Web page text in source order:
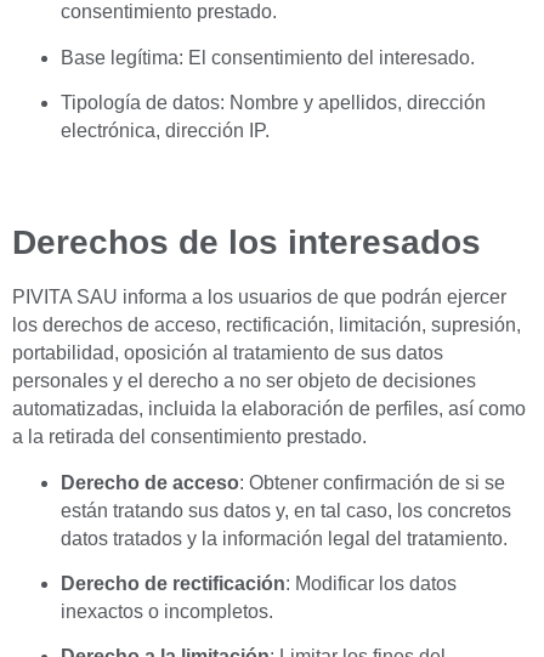
consentimiento prestado.
Base legítima: El consentimiento del interesado.
Tipología de datos: Nombre y apellidos, dirección
electrónica, dirección IP.
Derechos de los interesados
PIVITA SAU informa a los usuarios de que podrán ejercer
los derechos de acceso, rectificación, limitación, supresión,
portabilidad, oposición al tratamiento de sus datos
personales y el derecho a no ser objeto de decisiones
automatizadas, incluida la elaboración de perfiles, así como
a la retirada del consentimiento prestado.
Derecho de acceso: Obtener confirmación de si se
están tratando sus datos y, en tal caso, los concretos
datos tratados y la información legal del tratamiento.
Derecho de rectificación: Modificar los datos
inexactos o incompletos.